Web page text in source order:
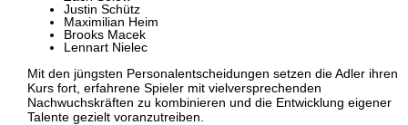
Justin Schütz
Maximilian Heim
Brooks Macek
Lennart Nielec
Mit den jüngsten Personalentscheidungen setzen die Adler ihren
Kurs fort, erfahrene Spieler mit vielversprechenden
Nachwuchskräften zu kombinieren und die Entwicklung eigener
Talente gezielt voranzutreiben.